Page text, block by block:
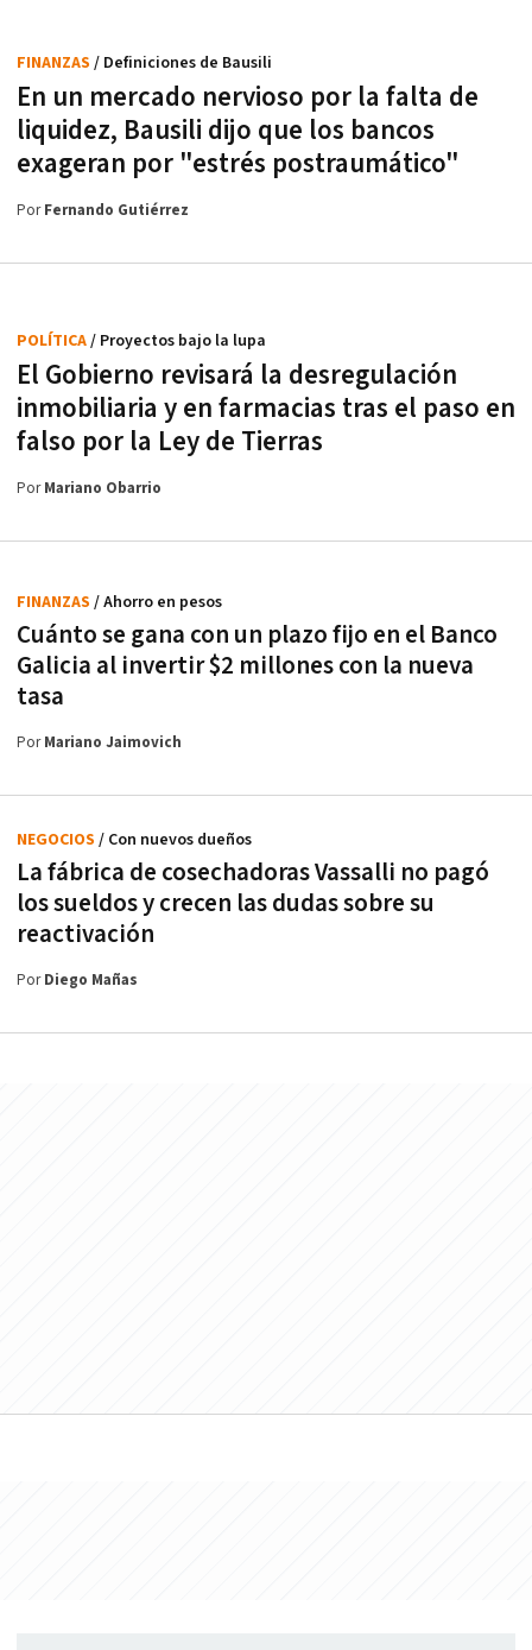
En un mercado nervioso por la falta de
liquidez, Bausili dijo que los bancos
exageran por "estrés postraumático"
FINANZAS / Definiciones de Bausili
PorFernando Gutiérrez
El Gobierno revisará la desregulación
inmobiliaria y en farmacias tras el paso en
falso por la Ley de Tierras
POLÍTICA/ Proyectos bajo la lupa
PorMariano Obarrio
Cuánto se gana con un plazo fijo en el Banco
Galicia al invertir $2 millones con la nueva
tasa
FINANZAS / Ahorro en pesos
PorMariano Jaimovich
La fábrica de cosechadoras Vassalli no pagó
los sueldos y crecen las dudas sobre su
reactivación
NEGOCIOS / Con nuevos dueños
PorDiego Mañas